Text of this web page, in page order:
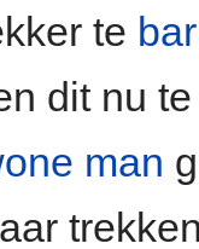
te
dit nu
man